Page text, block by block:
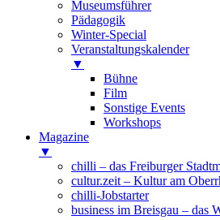
Museumsführer
Pädagogik
Winter-Special
Veranstaltungskalender
▼
Bühne
Film
Sonstige Events
Workshops
Magazine
▼
chilli – das Freiburger
cultur.zeit – Kultur am
chilli-Jobstarter
business im Breisgau – das